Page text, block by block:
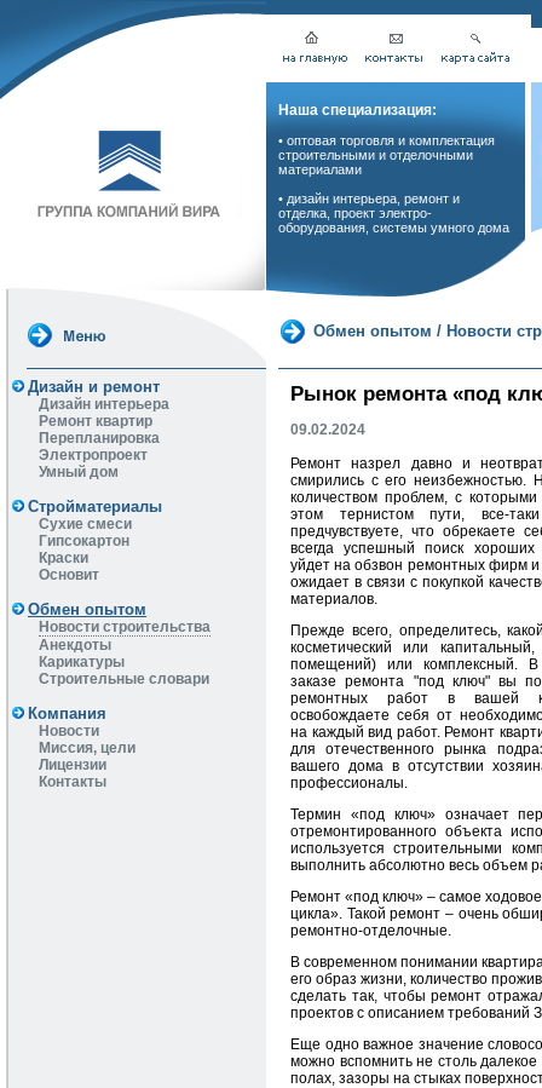
Наша специализация:
• оптовая торговля и комплектация
строительными и отделочными
материалами
• дизайн интерьера, ремонт и
отделка, проект электро-
оборудования, системы умного дома
Дизайн и ремонт
Дизайн интерьера
Ремонт квартир
Перепланировка
Электропроект
Умный дом
Стройматериалы
Сухие смеси
Гипсокартон
Краски
Основит
Обмен опытом
Новости строительства
Анекдоты
Карикатуры
Строительные словари
Компания
Новости
Миссия, цели
Лицензии
Контакты
Обмен опытом / Новости
Рынок ремонта «под
09.02.2024
Ремонт назрел давно и
смирились с его неизбежностью.
количеством проблем, с которыми
этом тернистом пути, все-
предчувствуете, что обрекаете
всегда успешный поиск
уйдет на обзвон ремонтных фирм
ожидает в связи с покупкой
материалов.
Прежде всего, определитесь,
косметический или
помещений) или комплексный.
заказе ремонта "под ключ" вы
ремонтных работ в вашей
освобождаете себя от
на каждый вид работ. Ремонт
для отечественного рынка
вашего дома в отсутствии
профессионалы.
Термин «под ключ» означает
отремонтированного объекта
используется строительными
выполнить абсолютно весь объем
Ремонт «под ключ» – самое
цикла». Такой ремонт – очень
ремонтно-отделочные.
В современном понимании
его образ жизни, количество
сделать так, чтобы ремонт
проектов с описанием требований
Еще одно важное значение
можно вспомнить не столь
полах, зазоры на стыках